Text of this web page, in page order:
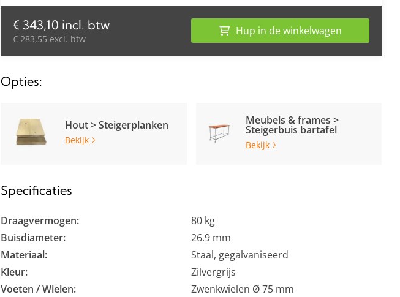
€ 343,10 incl. btw
€ 283,55 excl. btw
Hup in de winkelwagen
Opties:
Hout > Steigerplanken
Bekijk
Meubels & frames >
Steigerbuis bartafel
Bekijk
Specificaties
Draagvermogen:
80 kg
Buisdiameter:
26.9 mm
Materiaal:
Staal, gegalvaniseerd
Kleur:
Zilvergrijs
Voeten / Wielen:
Zwenkwielen Ø 75 mm